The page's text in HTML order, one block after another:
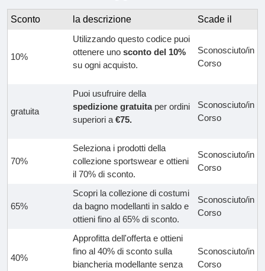
Sconto la descrizione Scade il
10%
Utilizzando questo codice puoi
ottenere uno sconto del 10%
su ogni acquisto.
Sconosciuto/in
Corso
gratuita
Puoi usufruire della
spedizione gratuitaper ordini
superiori a €75.
Sconosciuto/in
Corso
70%
Seleziona i prodotti della
collezione sportswear e ottieni
il 70% di sconto.
Sconosciuto/in
Corso
65%
Scopri la collezione di costumi
da bagno modellanti in saldo e
ottieni fino al 65% di sconto.
Sconosciuto/in
Corso
40%
Approfitta dell'offerta e ottieni
fino al 40% di sconto sulla
biancheria modellante senza
Sconosciuto/in
Corso